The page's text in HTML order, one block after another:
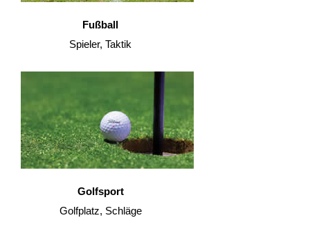
Fußball
Spieler, Taktik
Golfsport
Golfplatz, Schläge